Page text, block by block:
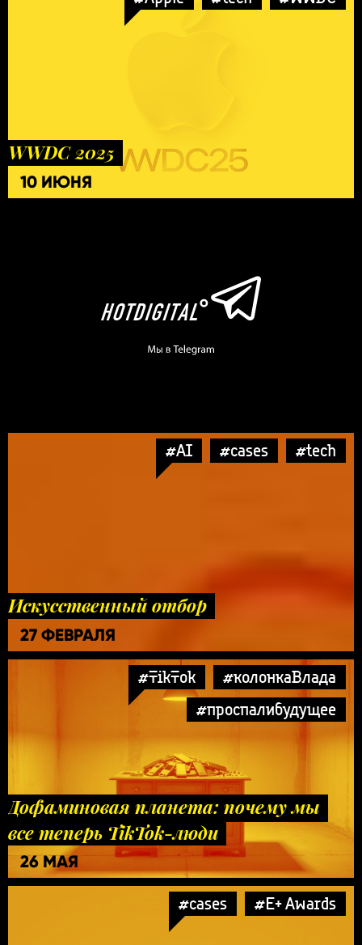
WWDC 2025
10 ИЮНЯ
#AI #cases #tech
Искусственный отбор
27 ФЕВРАЛЯ
#TikTok
#колонкаВлада
#проспалибудущее
Дофаминовая планета: почему мы
все теперь TikTok-люди
26 МАЯ
#cases #E+ Awards